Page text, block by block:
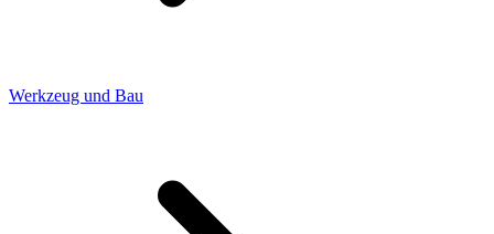
Werkzeug und Bau